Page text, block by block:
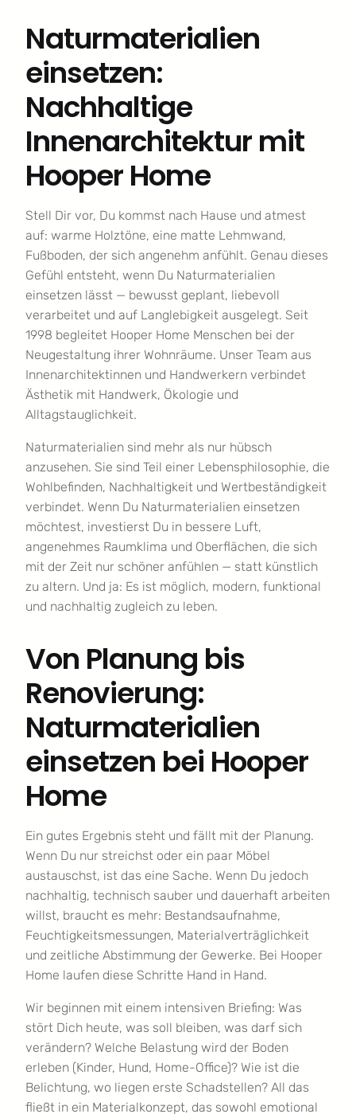
Naturmaterialien
einsetzen:
Nachhaltige
Innenarchitektur mit
Hooper Home
Stell Dir vor, Du kommst nach Hause und atmest
auf: warme Holztöne, eine matte Lehmwand,
Fußboden, der sich angenehm anfühlt. Genau dieses
Gefühl entsteht, wenn Du Naturmaterialien
einsetzen lässt — bewusst geplant, liebevoll
verarbeitet und auf Langlebigkeit ausgelegt. Seit
1998 begleitet Hooper Home Menschen bei der
Neugestaltung ihrer Wohnräume. Unser Team aus
Innenarchitektinnen und Handwerkern verbindet
Ästhetik mit Handwerk, Ökologie und
Alltagstauglichkeit.
Naturmaterialien sind mehr als nur hübsch
anzusehen. Sie sind Teil einer Lebensphilosophie, die
Wohlbefinden, Nachhaltigkeit und Wertbeständigkeit
verbindet. Wenn Du Naturmaterialien einsetzen
möchtest, investierst Du in bessere Luft,
angenehmes Raumklima und Oberflächen, die sich
mit der Zeit nur schöner anfühlen — statt künstlich
zu altern. Und ja: Es ist möglich, modern, funktional
und nachhaltig zugleich zu leben.
Von Planung bis
Renovierung:
Naturmaterialien
einsetzen bei Hooper
Home
Ein gutes Ergebnis steht und fällt mit der Planung.
Wenn Du nur streichst oder ein paar Möbel
austauschst, ist das eine Sache. Wenn Du jedoch
nachhaltig, technisch sauber und dauerhaft arbeiten
willst, braucht es mehr: Bestandsaufnahme,
Feuchtigkeitsmessungen, Materialverträglichkeit
und zeitliche Abstimmung der Gewerke. Bei Hooper
Home laufen diese Schritte Hand in Hand.
Wir beginnen mit einem intensiven Briefing: Was
stört Dich heute, was soll bleiben, was darf sich
verändern? Welche Belastung wird der Boden
erleben (Kinder, Hund, Home-Office)? Wie ist die
Belichtung, wo liegen erste Schadstellen? All das
fließt in ein Materialkonzept, das sowohl emotional